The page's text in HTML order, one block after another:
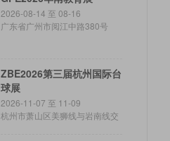
2026-08-14 至 08-16
广东省广州市阅江中路380号
ZBE2026第三届杭州国际台
球展
2026-11-07 至 11-09
杭州市萧山区美狮线与岩南线交